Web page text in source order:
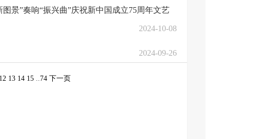
景”奏响“振兴曲”庆祝新中国成立75周年文艺
2024-10-08
2024-09-26
12 13 14 15..74 下一页